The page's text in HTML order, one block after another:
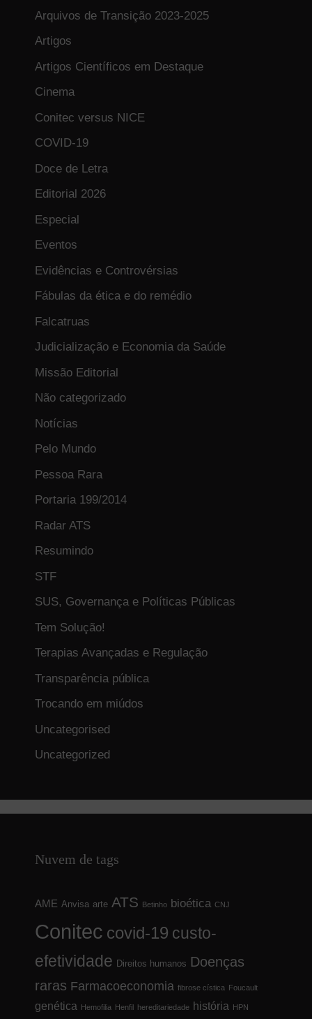
Arquivos de Transição 2023-2025
Artigos
Artigos Científicos em Destaque
Cinema
Conitec versus NICE
COVID-19
Doce de Letra
Editorial 2026
Especial
Eventos
Evidências e Controvérsias
Fábulas da ética e do remédio
Falcatruas
Judicialização e Economia da Saúde
Missão Editorial
Não categorizado
Notícias
Pelo Mundo
Pessoa Rara
Portaria 199/2014
Radar ATS
Resumindo
STF
SUS, Governança e Políticas Públicas
Tem Solução!
Terapias Avançadas e Regulação
Transparência pública
Trocando em miúdos
Uncategorised
Uncategorized
Nuvem de tags
AME Anvisa arte ATS Betinho bioética CNJ
Conitec covid-19 custo-
efetividade Direitos humanos Doenças
raras Farmacoeconomia fibrose cística Foucault
genética Hemofilia Henfil hereditariedade história HPN